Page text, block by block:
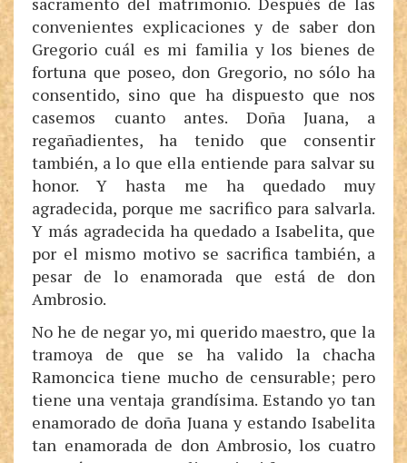
convenientes explicaciones y de saber don
Gregorio cuál es mi familia y los bienes de
fortuna que poseo, don Gregorio, no sólo ha
consentido, sino que ha dispuesto que nos
casemos cuanto antes. Doña Juana, a
regañadientes, ha tenido que consentir
también, a lo que ella entiende para salvar su
honor. Y hasta me ha quedado muy
agradecida, porque me sacrifico para salvarla.
Y más agradecida ha quedado a Isabelita, que
por el mismo motivo se sacrifica también, a
pesar de lo enamorada que está de don
Ambrosio.
No he de negar yo, mi querido maestro, que la
tramoya de que se ha valido la chacha
Ramoncica tiene mucho de censurable; pero
tiene una ventaja grandísima. Estando yo tan
enamorado de doña Juana y estando Isabelita
tan enamorada de don Ambrosio, los cuatro